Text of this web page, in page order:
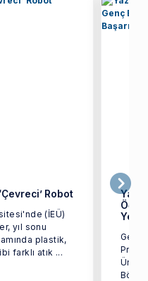
Robot
(İEÜ)
yıl sonu
plastik,
farklı atık ...
Yeni
Genç